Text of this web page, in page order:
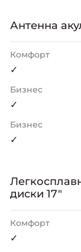
Антенна
Комфорт
✓
Бизнес
✓
Бизнес
✓
диски 17"
Комфорт
✓